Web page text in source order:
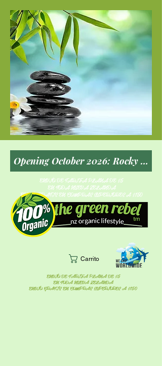
ENVÍO DE TARIFA PLANA DE $5
EN TODA NUEVA ZELANDA
ENVÍO GRATIS EN COMPRAS SUPERIORES A $150
Carrito
ENVÍO DE TARIFA PLANA DE $5
EN TODA NUEVA ZELANDA
ENVÍO GRATIS EN COMPRAS SUPERIORES A $150